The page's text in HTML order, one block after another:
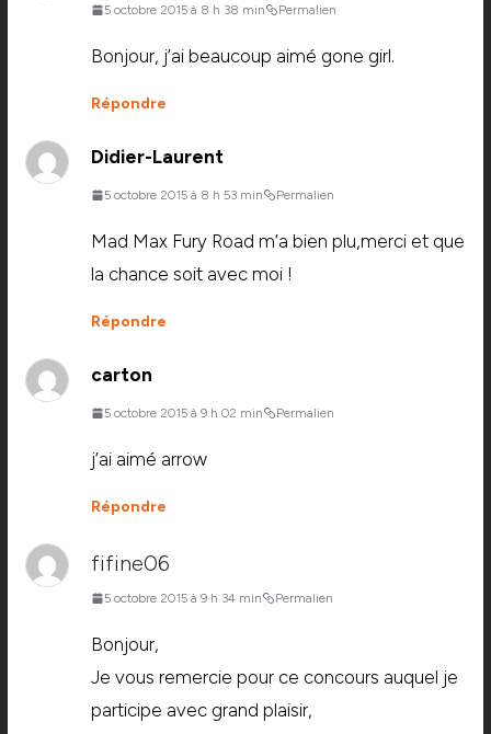
5 octobre 2015 à 8 h 38 min Permalien
Bonjour, j’ai beaucoup aimé gone girl.
Répondre
Didier-Laurent
5 octobre 2015 à 8 h 53 min Permalien
Mad Max Fury Road m’a bien plu,merci et que
la chance soit avec moi !
Répondre
carton
5 octobre 2015 à 9 h 02 min Permalien
j’ai aimé arrow
Répondre
fifine06
5 octobre 2015 à 9 h 34 min Permalien
Bonjour,
Je vous remercie pour ce concours auquel je
participe avec grand plaisir,